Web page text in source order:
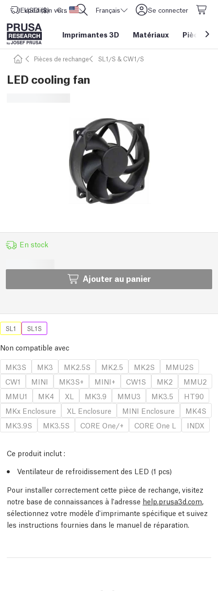
Expédition vers Etats-Unis d'Amérique
USD ($) CORE One L: Maintenant en stock ! Français Se connecter
Imprimantes 3D Matériaux Pièces&
Pièces de rechange SL1/S & CW1/S
LED cooling fan
En stock
Ajouter au panier
SL1 SL1S
Non compatible avec
MK3S
MK3 MK2.5S MK2.5 MK2S
MMU2S
CW1
MINI MK3S+ MINI+ CW1S MK2
MMU2
MMU1
MK4 XL MK3.9 MMU3 MK3.5
HT90
MKx Enclosure
XL Enclosure MINI Enclosure
MK4S
MK3.9S
MK3.5S CORE One/+ CORE One L INDX
Ce produit inclut :
Ventilateur de refroidissement des LED (1 pcs)
Pour installer correctement cette pièce de rechange, visitez
notre base de connaissances à l'adresse help.prusa3d.com,
sélectionnez votre modèle d'imprimante spécifique et suivez
les instructions fournies dans le manuel de réparation.